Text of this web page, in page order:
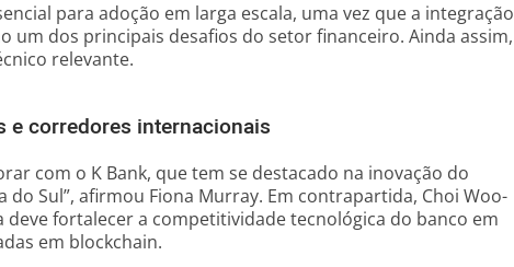
para adoção em larga escala, uma vez que a integração
um dos principais desafios do setor financeiro. Ainda assim,
relevante.
corredores internacionais
com o K Bank, que tem se destacado na inovação do
Sul”, afirmou Fiona Murray. Em contrapartida, Choi Woo-
deve fortalecer a competitividade tecnológica do banco em
em blockchain.